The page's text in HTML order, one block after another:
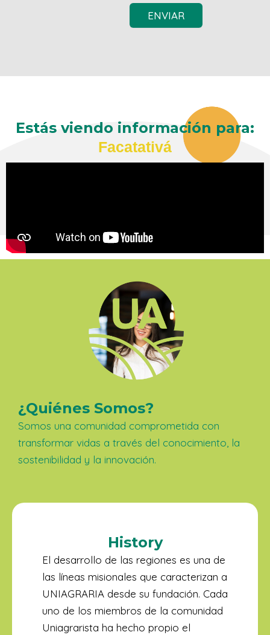
ENVIAR
Estás viendo información para:
Facatativá
¿Quiénes Somos?
Somos una comunidad comprometida con
transformar vidas a través del conocimiento, la
sostenibilidad y la innovación.
History
El desarrollo de las regiones es una de
las líneas misionales que caracterizan a
UNIAGRARIA desde su fundación. Cada
uno de los miembros de la comunidad
Uniagrarista ha hecho propio el